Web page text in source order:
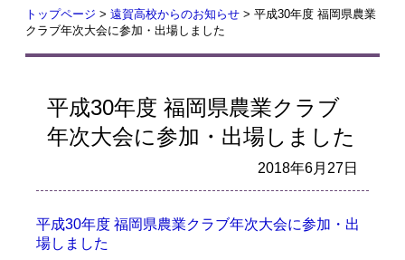
トップページ > 遠賀高校からのお知らせ > 平成30年度 福岡県農業
クラブ年次大会に参加・出場しました
平成30年度 福岡県農業クラブ
年次大会に参加・出場しました
2018年6月27日
平成30年度 福岡県農業クラブ年次大会に参加・出
場しました